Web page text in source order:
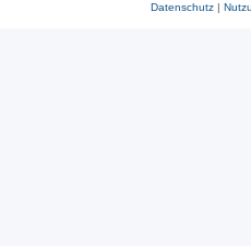
Datenschutz|